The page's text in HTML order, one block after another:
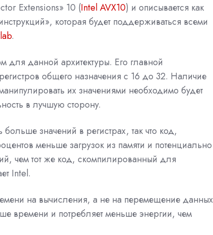
Extensions» 10 (Intel AVX10) и описывается как
которая будет поддерживаться всеми
.
данной архитектуры. Его главной
общего назначения с 16 до 32. Наличие
их значениями необходимо будет
в лучшую сторону.
больше значений в регистрах, так что код,
меньше загрузок из памяти и потенциально
чем тот же код, скомпилированный для
Intel.
на вычисления, а не на перемещение
времени и потребляет меньше энергии, чем